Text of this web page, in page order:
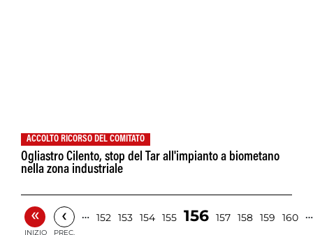
ACCOLTO RICORSO DEL COMITATO
Ogliastro Cilento, stop del Tar all'impianto a biometano
nella zona industriale
«
INIZIO
‹
PREC.
… 152 153 154 155 156 157 158 159 160 …